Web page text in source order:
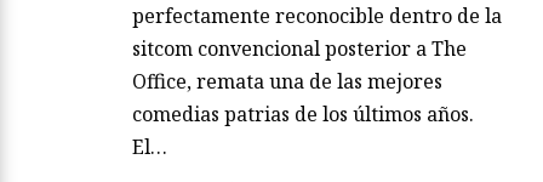
perfectamente reconocible dentro de la
sitcom convencional posterior a The
Office, remata una de las mejores
comedias patrias de los últimos años.
El…